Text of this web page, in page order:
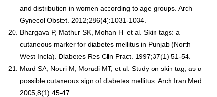
and distribution in women according to age groups. Arch
Gynecol Obstet. 2012;286(4):1031-1034.
Bhargava P, Mathur SK, Mohan H, et al. Skin tags: a
cutaneous marker for diabetes mellitus in Punjab (North
West India). Diabetes Res Clin Pract. 1997;37(1):51-54.
Mard SA, Nouri M, Moradi MT, et al. Study on skin tag, as a
possible cutaneous sign of diabetes mellitus. Arch Iran Med.
2005;8(1):45-47.